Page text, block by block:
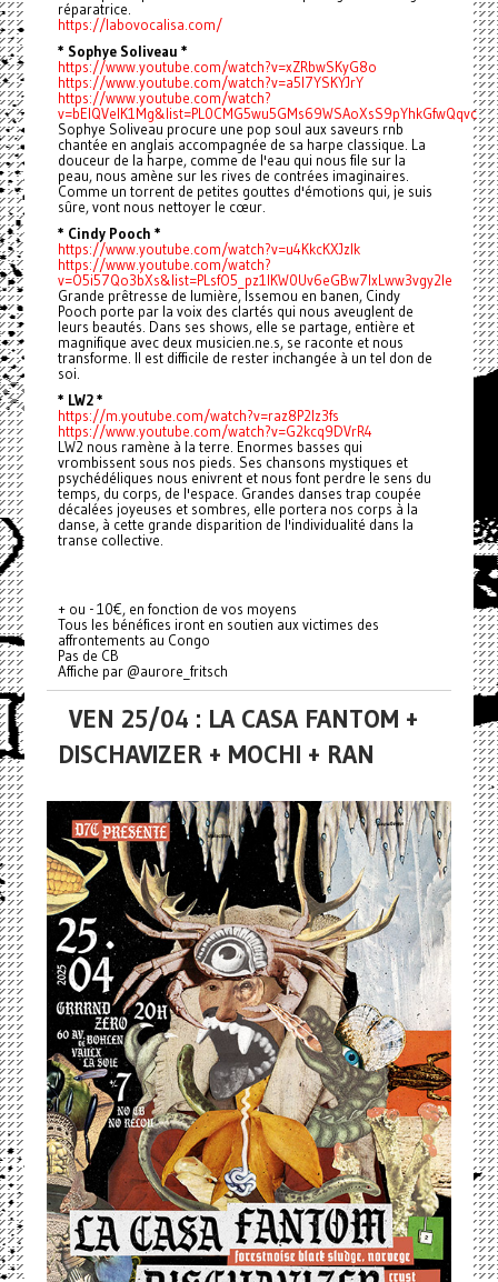
réparatrice.
https://labovocalisa.com/
* Sophye Soliveau *
https://www.youtube.com/watch?v=xZRbwSKyG8o
https://www.youtube.com/watch?v=a5l7YSKYJrY
https://www.youtube.com/watch?
v=bElQVeIK1Mg&list=PL0CMG5wu5GMs69WSAoXsS9pYhkGfwQqvc
Sophye Soliveau procure une pop soul aux saveurs rnb
chantée en anglais accompagnée de sa harpe classique. La
douceur de la harpe, comme de l'eau qui nous file sur la
peau, nous amène sur les rives de contrées imaginaires.
Comme un torrent de petites gouttes d'émotions qui, je suis
sûre, vont nous nettoyer le cœur.
* Cindy Pooch *
https://www.youtube.com/watch?v=u4KkcKXJzlk
https://www.youtube.com/watch?
v=O5i57Qo3bXs&list=PLsfO5_pz1IKW0Uv6eGBw7lxLww3vgy2Ie
Grande prêtresse de lumière, Issemou en banen, Cindy
Pooch porte par la voix des clartés qui nous aveuglent de
leurs beautés. Dans ses shows, elle se partage, entière et
magnifique avec deux musicien.ne.s, se raconte et nous
transforme. Il est difficile de rester inchangée à un tel don de
soi.
* LW2 *
https://m.youtube.com/watch?v=raz8P2lz3fs
https://www.youtube.com/watch?v=G2kcq9DVrR4
LW2 nous ramène à la terre. Enormes basses qui
vrombissent sous nos pieds. Ses chansons mystiques et
psychédéliques nous enivrent et nous font perdre le sens du
temps, du corps, de l'espace. Grandes danses trap coupée
décalées joyeuses et sombres, elle portera nos corps à la
danse, à cette grande disparition de l'individualité dans la
transe collective.
+ ou - 10€, en fonction de vos moyens
Tous les bénéfices iront en soutien aux victimes des
affrontements au Congo
Pas de CB
Affiche par @aurore_fritsch
VEN 25/04 : LA CASA FANTOM +
DISCHAVIZER + MOCHI + RAN